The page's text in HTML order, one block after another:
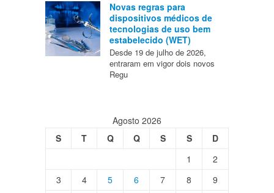
Novas regras para
dispositivos médicos de
tecnologias de uso bem
estabelecido (WET)
Desde 19 de julho de 2026,
entraram em vigor dois novos
Regu
Agosto 2026
S
T Q Q S S
D
1
2
3
4 5 6 7 8
9